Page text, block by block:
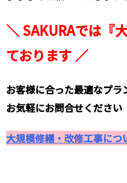
＼ SAKURAでは『
ております ／
お客様に合った最適なプラ
お気軽にお問合せください
大規模修繕・改修工事につ